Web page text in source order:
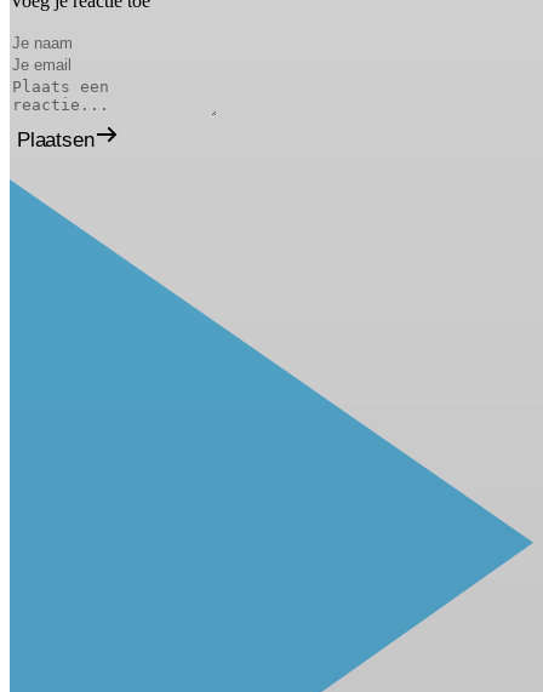
Plaatsen